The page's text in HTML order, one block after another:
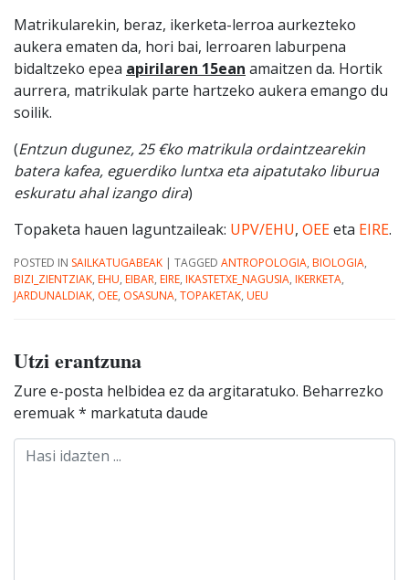
Matrikularekin, beraz, ikerketa-lerroa aurkezteko
aukera ematen da, hori bai, lerroaren laburpena
bidaltzeko epea apirilaren 15ean amaitzen da. Hortik
aurrera, matrikulak parte hartzeko aukera emango du
soilik.
(Entzun dugunez, 25 €ko matrikula ordaintzearekin
batera kafea, eguerdiko luntxa eta aipatutako liburua
eskuratu ahal izango dira)
Topaketa hauen laguntzaileak: UPV/EHU, OEEeta EIRE.
POSTED IN SAILKATUGABEAK | TAGGED ANTROPOLOGIA, BIOLOGIA,
BIZI_ZIENTZIAK, EHU, EIBAR, EIRE, IKASTETXE_NAGUSIA, IKERKETA,
JARDUNALDIAK, OEE, OSASUNA, TOPAKETAK, UEU
Utzi erantzuna
Zure e-posta helbidea ez da argitaratuko. Beharrezko
eremuak* markatuta daude